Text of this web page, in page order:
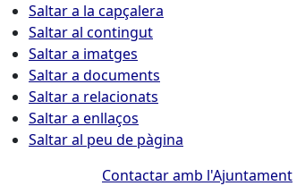
Saltar a la capçalera
Saltar al contingut
Saltar a imatges
Saltar a documents
Saltar a relacionats
Saltar a enllaços
Saltar al peu de pàgina
Contactar amb l'Ajuntament